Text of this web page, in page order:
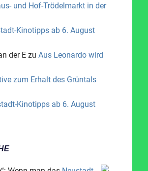
und Hof-Trödelmarkt in der
Kinotipps ab 6. August
der Ezu Aus Leonardo wird
zum Erhalt des Grüntals
Kinotipps ab 6. August